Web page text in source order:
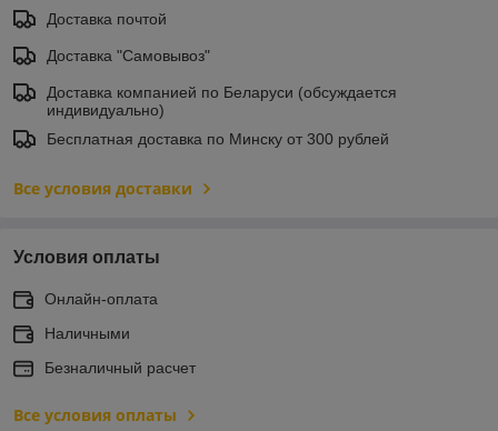
Доставка почтой
Доставка "Самовывоз"
Доставка компанией по Беларуси (обсуждается
индивидуально)
Бесплатная доставка по Минску от 300 рублей
Все условия доставки
Условия оплаты
Онлайн-оплата
Наличными
Безналичный расчет
Все условия оплаты